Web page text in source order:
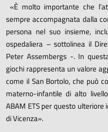
«È molto importante che
sempre accompagnata dalla
persona nel suo insieme,
ospedaliera – sottolinea il
Peter Assembergs -. In
giochi rappresenta un valore
come il San Bortolo, che può
materno-infantile di alto
ABAM ETS per questo ulteriore
di Vicenza».